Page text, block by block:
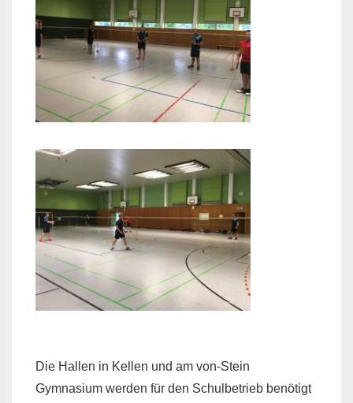
Die Hallen in Kellen und am von-Stein
Gymnasium werden für den Schulbetrieb benötigt